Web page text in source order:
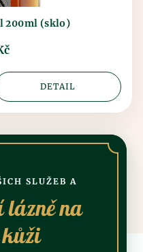
200ml (sklo)
DETAIL
SLUŽEB A
lázně na